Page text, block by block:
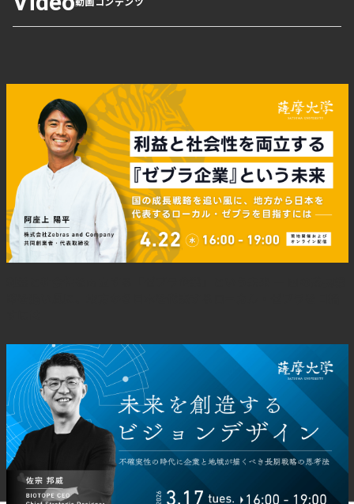
会社経営に必要な知識を祖父と税理士から学ぶことになり
ます。
「例えば決算書というものの存在は知っていたけど、見た
ところで『なんだこれ！？ちんぷんかんぷん』というのが
スタート。それからいろいろ丁寧に教えてもらって、今と
なっては本当に地味だけれど経営するにあたって基礎であ
り大事なことを学んだと思いました。現場のことはこの時
すでに下積みである程度はわかっていましたが、数字の面
に関しては本当にシビアで寝ずに計算していたこともあり
ます」と当時を振り返りました。
が大きかったため『自分に知内温泉の経営や運営が自分に
できるのか？』という不安がとてつもなく大きかった」と
話してくれました。
厳しいコロナ禍を迎えるも、攻めた経
営と取り組み。「コロナ禍でもきてく
れた地元＆町外客に”また来たい”と心